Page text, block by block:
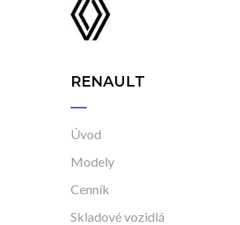
RENAULT
Úvod
Modely
Cenník
Skladové vozidlá